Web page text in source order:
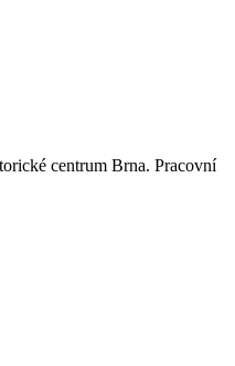
centrum Brna. Pracovní